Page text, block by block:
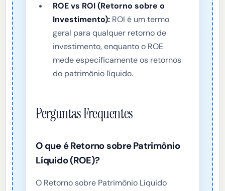
ROE vs ROI (Retorno sobre o
Investimento): ROI é um termo
geral para qualquer retorno de
investimento, enquanto o ROE
mede especificamente os retornos
do patrimônio líquido.
Perguntas Frequentes
O que é Retorno sobre Patrimônio
Líquido (ROE)?
O Retorno sobre Patrimônio Líquido